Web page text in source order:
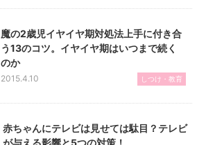
魔の2歳児イヤイヤ期対処法上手に付き合
う13のコツ。イヤイヤ期はいつまで続く
のか
2015.4.10 しつけ・教育
赤ちゃんにテレビは見せては駄目？テレビ
が与える影響と5つの対策！